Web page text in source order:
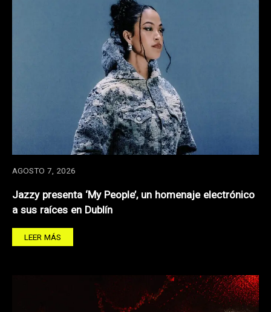
AGOSTO 7, 2026
Jazzy presenta ‘My People’, un homenaje electrónico
a sus raíces en Dublín
LEER MÁS